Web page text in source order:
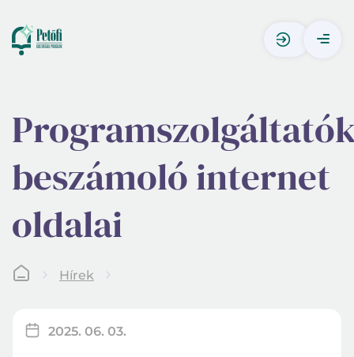
beszámoló internet
oldalai
Hírek
2025. 06. 03.